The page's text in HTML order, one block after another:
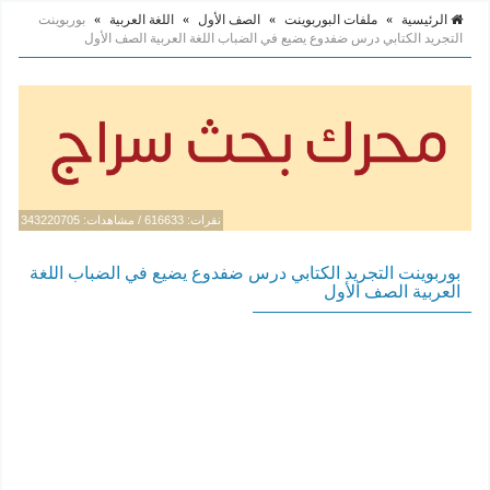
الرئيسية » ملفات البوربوينت » الصف الأول » اللغة العربية » بوربوينت
التجريد الكتابي درس ضفدوع يضيع في الضباب اللغة العربية الصف الأول
نقرات: 616633 / مشاهدات: 343220705
بوربوينت التجريد الكتابي درس ضفدوع يضيع في الضباب اللغة
العربية الصف الأول